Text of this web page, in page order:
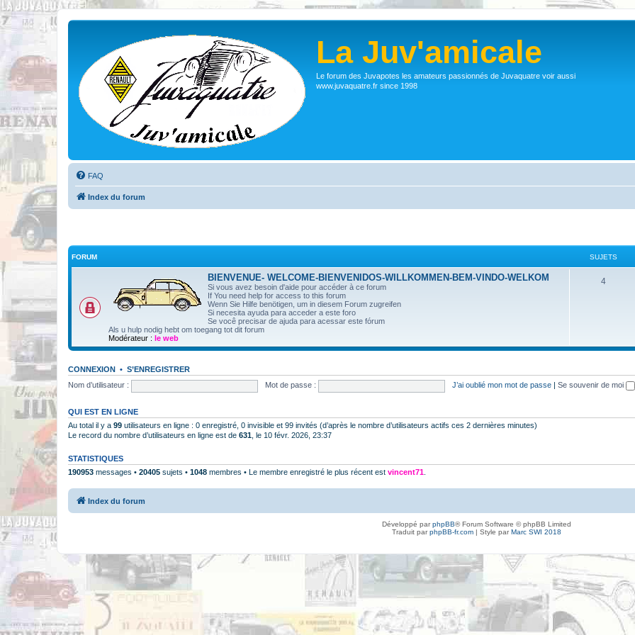
La Juv'amicale
Le forum des Juvapotes les amateurs passionnés de Juvaquatre voir aussi
www.juvaquatre.fr since 1998
FAQ
Index du forum
FORUM SUJETS
BIENVENUE- WELCOME-BIENVENIDOS-WILLKOMMEN-BEM-VINDO-WELKOM
Si vous avez besoin d'aide pour accéder à ce forum
If You need help for access to this forum
Wenn Sie Hilfe benötigen, um in diesem Forum zugreifen
Si necesita ayuda para acceder a este foro
Se você precisar de ajuda para acessar este fórum
Als u hulp nodig hebt om toegang tot dit forum
Modérateur : le web
4
CONNEXION • S’ENREGISTRER
Nom d’utilisateur :
Mot de passe : J’ai oublié mon mot de passe Se souvenir de moi
QUI EST EN LIGNE
Au total il y a 99 utilisateurs en ligne : 0 enregistré, 0 invisible et 99 invités (d’après le nombre d’utilisateurs actifs ces 2 dernières minutes)
Le record du nombre d’utilisateurs en ligne est de 631 , le 10 févr. 2026, 23:37
STATISTIQUES
190953 messages • 20405 sujets • 1048 membres • Le membre enregistré le plus récent est vincent71
Index du forum
Développé parphpBB® Forum Software © phpBB Limited
Traduit parphpBB-fr.com| Style parMarc SWI 2018